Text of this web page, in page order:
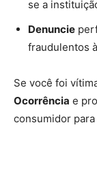
se a
Denuncie
fraudulentos
Se você foi
Ocorrência e
consumidor